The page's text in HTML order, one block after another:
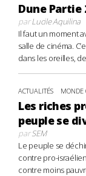
Dune Partie
parLucile Aquilina
Il faut un moment
salle de cinéma.
dans les oreilles,
ACTUALITÉS MONDE
Les riches
peuple se
parSEM
Le peuple se
contre pro-
contre moins